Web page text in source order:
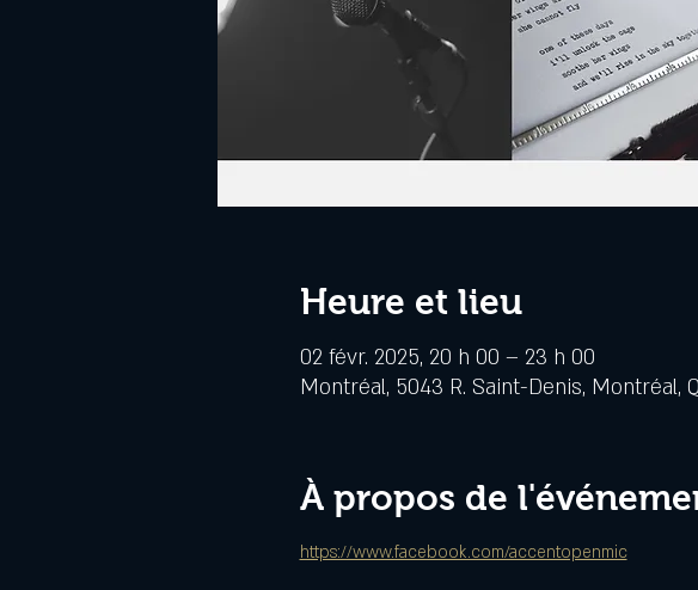
Heure et lieu
02 févr. 2025, 20 h 00 – 23 h 00
Montréal, 5043 R. Saint-Denis, Montréal,
À propos de
https://www.facebook.com/accentopenmic